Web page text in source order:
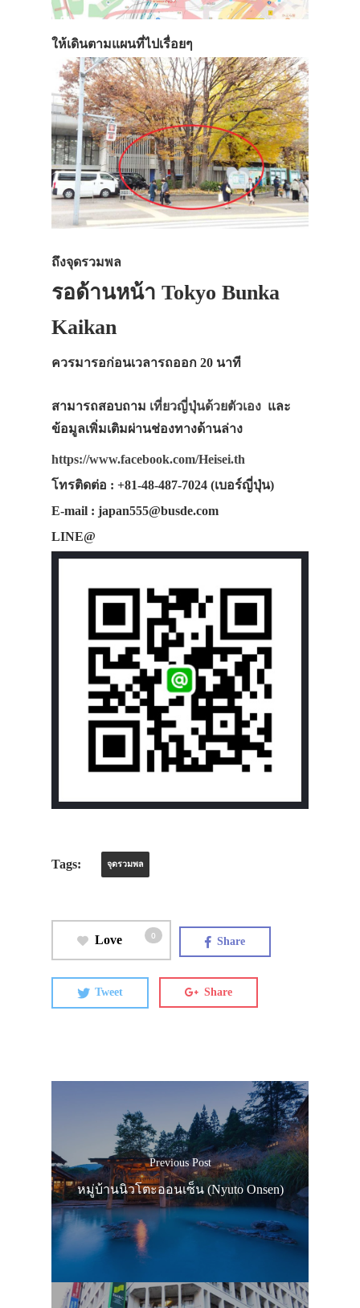
ให้เดินตามแผนที่ไปเรื่อยๆ
ถึงจุดรวมพล
รอด้านหน้า Tokyo Bunka
Kaikan
ควรมารอก่อนเวลารถออก 20 นาที
สามารถสอบถาม เที่ยวญี่ปุ่นด้วยตัวเอง และ
ข้อมูลเพิ่มเติมผ่านช่องทางด้านล่าง
https://www.facebook.com/Heisei.th
โทรติดต่อ : +81-48-487-7024 (เบอร์ญี่ปุ่น)
E-mail : japan555@busde.com
LINE@
Tags: จุดรวมพล
Love 0 Share
Tweet Share
Previous Post
หมู่บ้านนิวโตะออนเซ็น (Nyuto Onsen)
ทัวร์
สาระน่ารู้
VIDEO
ภาพประทับใจ